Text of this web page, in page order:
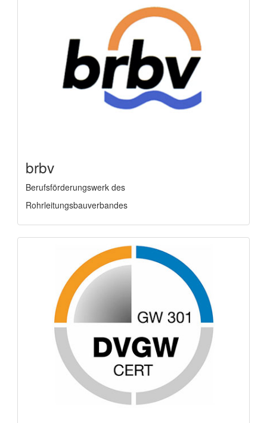
brbv
Berufsförderungswerk des
Rohrleitungsbauverbandes